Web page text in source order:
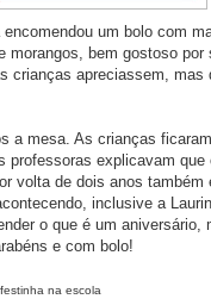
um bolo com
morangos, bem gostoso por
crianças apreciassem, mas
a mesa. As crianças ficaram
professoras explicavam que
volta de dois anos também
inclusive a
o que é um aniversário,
e com bolo!
na escola